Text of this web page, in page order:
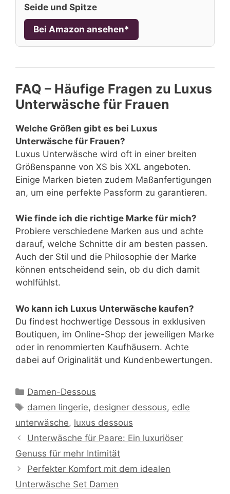
Seide und Spitze
Bei Amazon ansehen*
FAQ – Häufige Fragen zu Luxus
Unterwäsche für Frauen
Welche Größen gibt es bei Luxus
Unterwäsche für Frauen?
Luxus Unterwäsche wird oft in einer breiten
Größenspanne von XS bis XXL angeboten.
Einige Marken bieten zudem Maßanfertigungen
an, um eine perfekte Passform zu garantieren.
Wie finde ich die richtige Marke für mich?
Probiere verschiedene Marken aus und achte
darauf, welche Schnitte dir am besten passen.
Auch der Stil und die Philosophie der Marke
können entscheidend sein, ob du dich damit
wohlfühlst.
Wo kann ich Luxus Unterwäsche kaufen?
Du findest hochwertige Dessous in exklusiven
Boutiquen, im Online-Shop der jeweiligen Marke
oder in renommierten Kaufhäusern. Achte
dabei auf Originalität und Kundenbewertungen.
Categories
Damen-Dessous
Tags
damen lingerie, designer dessous, edle
unterwäsche, luxus dessous
Unterwäsche für Paare: Ein luxuriöser
Genuss für mehr Intimität
Perfekter Komfort mit dem idealen
Unterwäsche Set Damen